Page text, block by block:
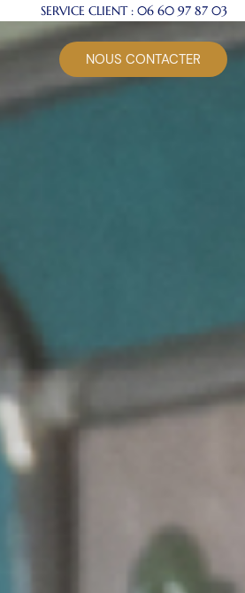
SERVICE CLIENT : 06 60 97 87 03
NOUS CONTACTER